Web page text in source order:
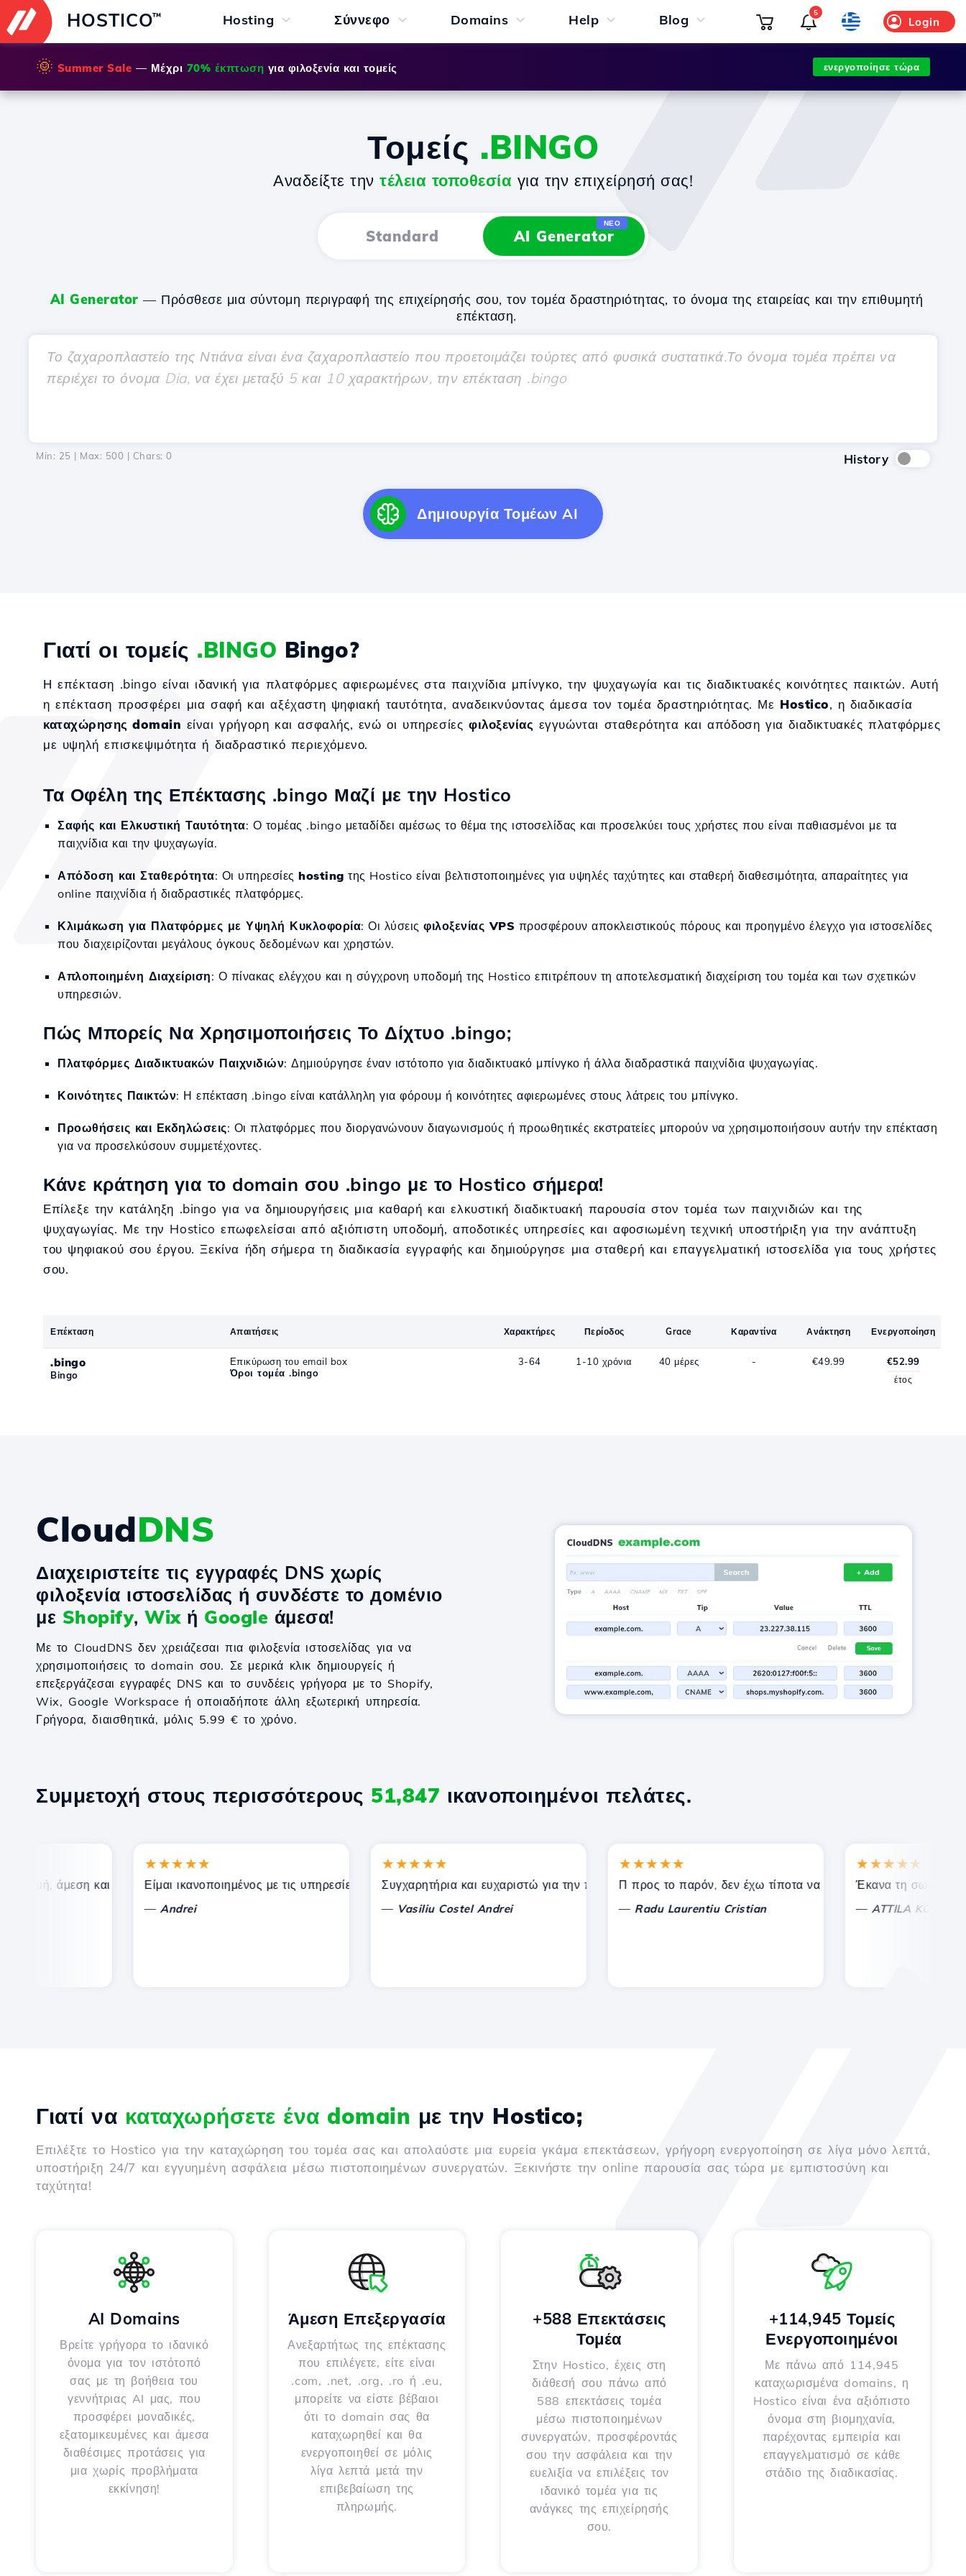
HOSTICO™ Hosting Σύννεφο Domains Help Blog Login
5
🌞 Summer Sale — Μέχρι 70% έκπτωση για φιλοξενία και τομείς ενεργοποίησε τώρα
Τομείς .BINGO
Αναδείξτε την τέλεια τοποθεσία για την επιχείρησή σας!
Standard AI Generator
ΝΈΟ
AI Generator — Πρόσθεσε μια σύντομη περιγραφή της επιχείρησής σου, τον τομέα δραστηριότητας, το όνομα της εταιρείας και την επιθυμητή
επέκταση.
Min: 25 | Max: 500 | Chars: 0 History
Δημιουργία Τομέων AI
Γιατί οι τομείς .BINGO Bingo?
Η επέκταση .bingo είναι ιδανική για πλατφόρμες αφιερωμένες στα παιχνίδια μπίνγκο, την ψυχαγωγία και τις διαδικτυακές κοινότητες παικτών. Αυτή
η επέκταση προσφέρει μια σαφή και αξέχαστη ψηφιακή ταυτότητα, αναδεικνύοντας άμεσα τον τομέα δραστηριότητας. Με Hostico, η διαδικασία
καταχώρησης domain είναι γρήγορη και ασφαλής, ενώ οι υπηρεσίεςφιλοξενίας εγγυώνται σταθερότητα και απόδοση για διαδικτυακές πλατφόρμες
με υψηλή επισκεψιμότητα ή διαδραστικό περιεχόμενο.
Τα Οφέλη της Επέκτασης .bingo Μαζί με την Hostico
Σαφής και Ελκυστική Ταυτότητα: Ο τομέας .bingo μεταδίδει αμέσως το θέμα της ιστοσελίδας και προσελκύει τους χρήστες που είναι παθιασμένοι με τα
παιχνίδια και την ψυχαγωγία.
Απόδοση και Σταθερότητα: Οι υπηρεσίες hosting της Hostico είναι βελτιστοποιημένες για υψηλές ταχύτητες και σταθερή διαθεσιμότητα, απαραίτητες για
online παιχνίδια ή διαδραστικές πλατφόρμες.
Κλιμάκωση για Πλατφόρμες με Υψηλή Κυκλοφορία: Οι λύσεις φιλοξενίας VPS προσφέρουν αποκλειστικούς πόρους και προηγμένο έλεγχο για ιστοσελίδες
που διαχειρίζονται μεγάλους όγκους δεδομένων και χρηστών.
Απλοποιημένη Διαχείριση: Ο πίνακας ελέγχου και η σύγχρονη υποδομή της Hostico επιτρέπουν τη αποτελεσματική διαχείριση του τομέα και των σχετικών
υπηρεσιών.
Πώς Μπορείς Να Χρησιμοποιήσεις Το Δίχτυο .bingo;
Πλατφόρμες Διαδικτυακών Παιχνιδιών: Δημιούργησε έναν ιστότοπο για διαδικτυακό μπίνγκο ή άλλα διαδραστικά παιχνίδια ψυχαγωγίας.
Κοινότητες Παικτών: Η επέκταση .bingo είναι κατάλληλη για φόρουμ ή κοινότητες αφιερωμένες στους λάτρεις του μπίνγκο.
Προωθήσεις και Εκδηλώσεις: Οι πλατφόρμες που διοργανώνουν διαγωνισμούς ή προωθητικές εκστρατείες μπορούν να χρησιμοποιήσουν αυτήν την επέκταση
για να προσελκύσουν συμμετέχοντες.
Κάνε κράτηση για το domain σου .bingo με το Hostico σήμερα!
Επίλεξε την κατάληξη .bingo για να δημιουργήσεις μια καθαρή και ελκυστική διαδικτυακή παρουσία στον τομέα των παιχνιδιών και της
ψυχαγωγίας. Με την Hostico επωφελείσαι από αξιόπιστη υποδομή, αποδοτικές υπηρεσίες και αφοσιωμένη τεχνική υποστήριξη για την ανάπτυξη
του ψηφιακού σου έργου. Ξεκίνα ήδη σήμερα τη διαδικασία εγγραφής και δημιούργησε μια σταθερή και επαγγελματική ιστοσελίδα για τους χρήστες
σου.
Επέκταση Απαιτήσεις Χαρακτήρες Περίοδος Grace Καραντίνα Ανάκτηση Ενεργοποίηση
.bingo
Bingo
Επικύρωση του email box
Όροι τομέα .bingo
3-64 1-10 χρόνια 40 μέρες - €49.99 €52.99
έτος
CloudDNS
Διαχειριστείτε τις εγγραφές DNS χωρίς
φιλοξενία ιστοσελίδας ή συνδέστε το домένιο
με Shopify, Wixή Google άμεσα!
Με το CloudDNS δεν χρειάζεσαι πια φιλοξενία ιστοσελίδας για να
χρησιμοποιήσεις το domain σου. Σε μερικά κλικ δημιουργείς ή
επεξεργάζεσαι εγγραφές DNS και το συνδέεις γρήγορα με το Shopify,
Wix, Google Workspace ή οποιαδήποτε άλλη εξωτερική υπηρεσία.
Γρήγορα, διαισθητικά, μόλις 5.99 € το χρόνο.
Συμμετοχή στους περισσότερους 51,847 ικανοποιημένοι πελάτες.
άμεση και αποτελεσματική τεχνική υποστήριξη.
★★★★★
Είμαι ικανοποιημένος με τις υπηρεσίες που προσφέρει η Hostico. Σας έχω συστήσει σε άλλους γνωστούς.
Andrei
★★★★★
Συγχαρητήρια και ευχαριστώ για την παρεχόμενη υποστήριξη!
Vasiliu Costel Andrei
★★★★★
Π προς το παρόν, δεν έχω τίποτα να σχολιάσω, μόνο να εκτιμήσω.
Radu Laurentiu Cristian
★★★★★
Έκανα τη σωστή
ATTILA KOLES
Γιατί να καταχωρήσετε ένα domain με την Hostico;
Επιλέξτε το Hostico για την καταχώρηση του τομέα σας και απολαύστε μια ευρεία γκάμα επεκτάσεων, γρήγορη ενεργοποίηση σε λίγα μόνο λεπτά,
υποστήριξη 24/7 και εγγυημένη ασφάλεια μέσω πιστοποιημένων συνεργατών. Ξεκινήστε την online παρουσία σας τώρα με εμπιστοσύνη και
ταχύτητα!
AI Domains
Βρείτε γρήγορα το ιδανικό
όνομα για τον ιστότοπό
σας με τη βοήθεια του
γεννήτριας AI μας, που
προσφέρει μοναδικές,
εξατομικευμένες και άμεσα
διαθέσιμες προτάσεις για
μια χωρίς προβλήματα
εκκίνηση!
Άμεση Επεξεργασία
Ανεξαρτήτως της επέκτασης
που επιλέγετε, είτε είναι
.com, .net, .org, .ro ή .eu,
μπορείτε να είστε βέβαιοι
ότι το domain σας θα
καταχωρηθεί και θα
ενεργοποιηθεί σε μόλις
λίγα λεπτά μετά την
επιβεβαίωση της
πληρωμής.
+588 Επεκτάσεις
Τομέα
Στην Hostico, έχεις στη
διάθεσή σου πάνω από
588 επεκτάσεις τομέα
μέσω πιστοποιημένων
συνεργατών, προσφέροντάς
σου την ασφάλεια και την
ευελιξία να επιλέξεις τον
ιδανικό τομέα για τις
ανάγκες της επιχείρησής
σου.
+114,945 Τομείς
Ενεργοποιημένοι
Με πάνω από 114,945
καταχωρισμένα domains, η
Hostico είναι ένα αξιόπιστο
όνομα στη βιομηχανία,
παρέχοντας εμπειρία και
επαγγελματισμό σε κάθε
στάδιο της διαδικασίας.